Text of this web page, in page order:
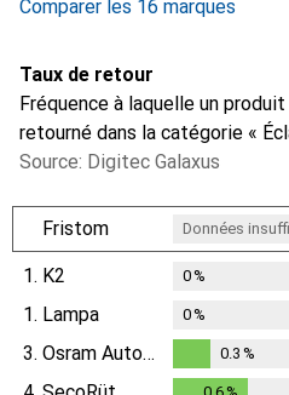
Comparer les 16 marques
Taux de retour
Fréquence à laquelle un
retourné dans la catégorie «
Source: Digitec Galaxus
Fristom Données
1. K2 0%
1. Lampa 0%
3. Osram Automotive
0.3%
0.3 %